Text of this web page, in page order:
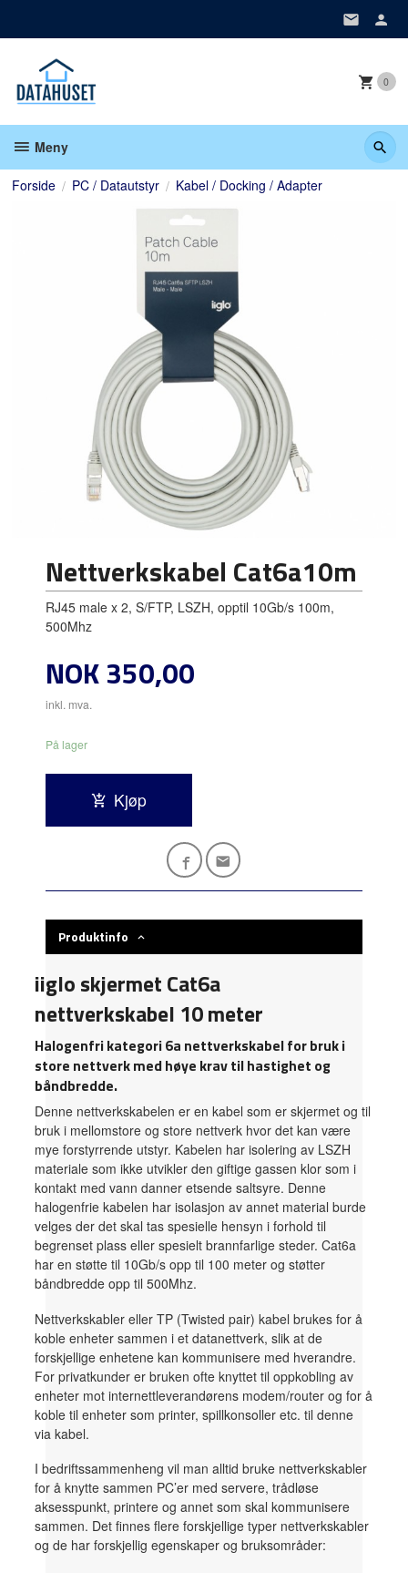
0
Meny
Forside PC / Datautstyr Kabel / Docking / Adapter
Nettverkskabel Cat6a10m
RJ45 male x 2, S/FTP, LSZH, opptil 10Gb/s 100m,
500Mhz
Pris
NOK350,00
inkl. mva.
På lager
Kjøp
Produktinfo
iiglo skjermet Cat6a
nettverkskabel 10 meter
Halogenfri kategori 6a nettverkskabel for bruk i
store nettverk med høye krav til hastighet og
båndbredde.
Denne nettverkskabelen er en kabel som er skjermet og til
bruk i mellomstore og store nettverk hvor det kan være
mye forstyrrende utstyr. Kabelen har isolering av LSZH
materiale som ikke utvikler den giftige gassen klor som i
kontakt med vann danner etsende saltsyre. Denne
halogenfrie kabelen har isolasjon av annet material burde
velges der det skal tas spesielle hensyn i forhold til
begrenset plass eller spesielt brannfarlige steder. Cat6a
har en støtte til 10Gb/s opp til 100 meter og støtter
båndbredde opp til 500Mhz.
Nettverkskabler eller TP (Twisted pair) kabel brukes for å
koble enheter sammen i et datanettverk, slik at de
forskjellige enhetene kan kommunisere med hverandre.
For privatkunder er bruken ofte knyttet til oppkobling av
enheter mot internettleverandørens modem/router og for å
koble til enheter som printer, spillkonsoller etc. til denne
via kabel.
I bedriftssammenheng vil man alltid bruke nettverkskabler
for å knytte sammen PC’er med servere, trådløse
aksesspunkt, printere og annet som skal kommunisere
sammen. Det finnes flere forskjellige typer nettverkskabler
og de har forskjellig egenskaper og bruksområder: